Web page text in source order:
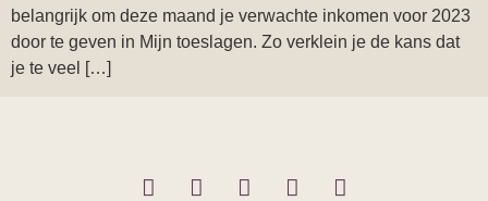
belangrijk om deze maand je verwachte inkomen voor 2023
door te geven in Mijn toeslagen. Zo verklein je de kans dat
je te veel […]